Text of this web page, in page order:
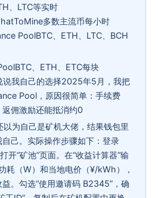
、LTC等实时
多数主流币每小时
PoolBTC、ETH、LTC、BCH
、ETH、ETC每块
自己的选择2025年5月，我把
Pool，原因很简单：手续费
佣激励还能抵消约0
为自己是矿机大佬，结果钱包里
己。实际操作步骤如下：登录
开“矿池”页面。在“收益计算器”输
耗（W）和当地电价（¥/kWh），
。勾选“使用邀请码 B2345”，确